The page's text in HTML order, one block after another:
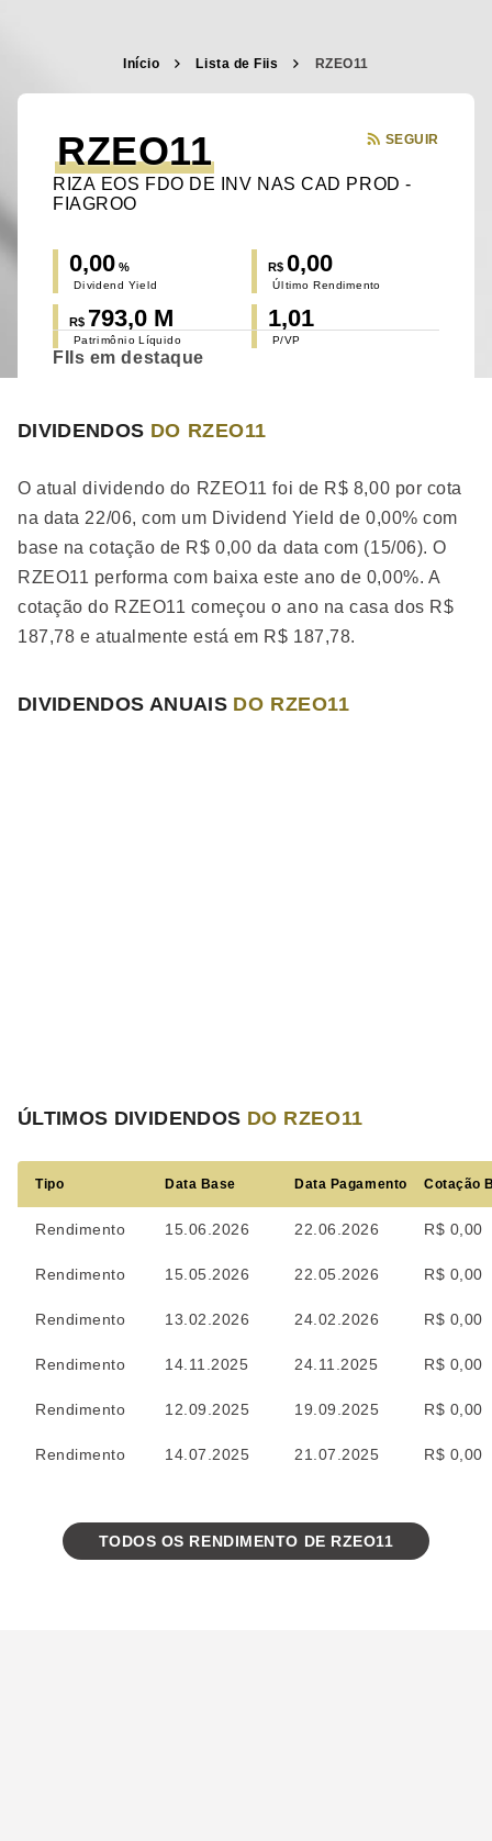
Início Lista de Fiis RZEO11
RZEO11
RIZA EOS FDO DE INV NAS CAD PROD -
FIAGROO
SEGUIR
0,00 %
Dividend Yield
R$ 0,00
Último Rendimento
R$ 793,0 M
Patrimônio Líquido
1,01
P/VP
FIIs em destaque
DIVIDENDOS DO RZEO11
O atual dividendo do RZEO11 foi de R$ 8,00 por cota
na data 22/06, com um Dividend Yield de 0,00% com
base na cotação de R$ 0,00 da data com (15/06). O
RZEO11 performa com baixa este ano de 0,00%. A
cotação do RZEO11 começou o ano na casa dos R$
187,78 e atualmente está em R$ 187,78.
DIVIDENDOS ANUAIS DO RZEO11
ÚLTIMOS DIVIDENDOS DO RZEO11
Tipo Data Base Data Pagamento Cotação
Rendimento 15.06.2026 22.06.2026 R$ 0,00
Rendimento 15.05.2026 22.05.2026 R$ 0,00
Rendimento 13.02.2026 24.02.2026 R$ 0,00
Rendimento 14.11.2025 24.11.2025 R$ 0,00
Rendimento 12.09.2025 19.09.2025 R$ 0,00
Rendimento 14.07.2025 21.07.2025 R$ 0,00
TODOS OS RENDIMENTO DE RZEO11